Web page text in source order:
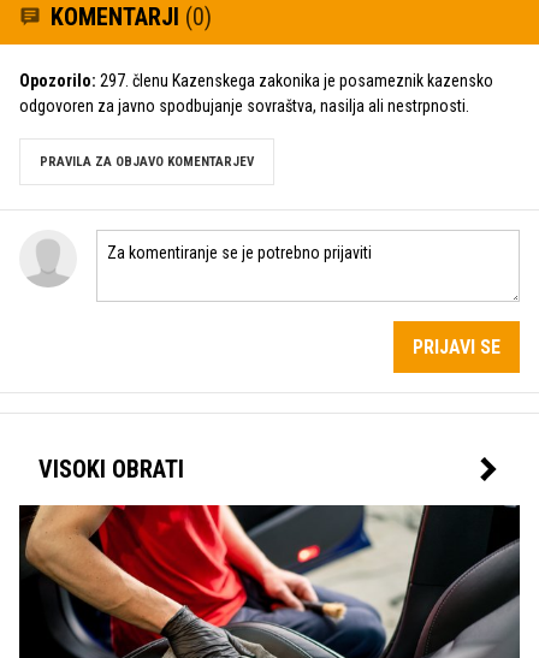
KOMENTARJI (0)
Opozorilo: 297. členu Kazenskega zakonika je posameznik kazensko
odgovoren za javno spodbujanje sovraštva, nasilja ali nestrpnosti.
PRAVILA ZA OBJAVO KOMENTARJEV
PRIJAVI SE
VISOKI OBRATI